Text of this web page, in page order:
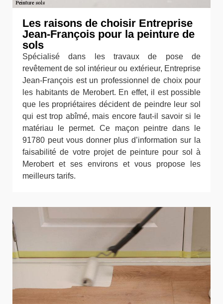
Les raisons de choisir Entreprise
Jean-François pour la peinture de
sols
Spécialisé dans les travaux de pose de
revêtement de sol intérieur ou extérieur, Entreprise
Jean-François est un professionnel de choix pour
les habitants de Merobert. En effet, il est possible
que les propriétaires décident de peindre leur sol
qui est trop abîmé, mais encore faut-il savoir si le
matériau le permet. Ce maçon peintre dans le
91780 peut vous donner plus d’information sur la
faisabilité de votre projet de peinture pour sol à
Merobert et ses environs et vous propose les
meilleurs tarifs.